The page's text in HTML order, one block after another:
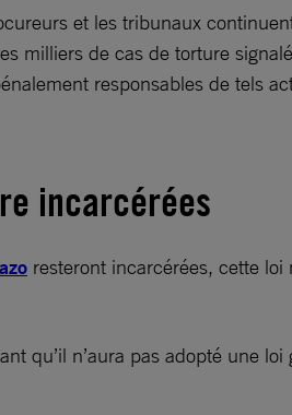
et les tribunaux
milliers de cas de torture
responsables de tels
incarcérées
resteront incarcérées, cette
qu’il n’aura pas adopté une loi